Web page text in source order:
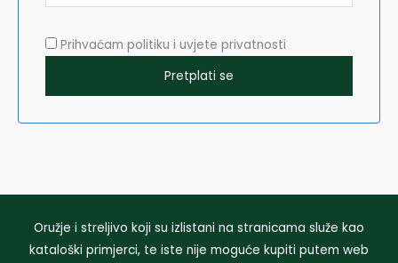
Prihvaćam politiku i uvjete privatnosti
Oružje i streljivo koji su izlistani na stranicama služe kao
kataloški primjerci, te iste nije moguće kupiti putem web